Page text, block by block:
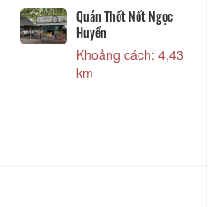
Quán Thốt Nốt Ngọc
Huyền
Khoảng cách: 4,43
km